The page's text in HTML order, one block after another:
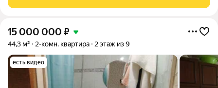
Чувство пространства и уюта: все
15 000 000 ₽
44,3 м² 2-комн. квартира 2 этаж из 9
есть видео